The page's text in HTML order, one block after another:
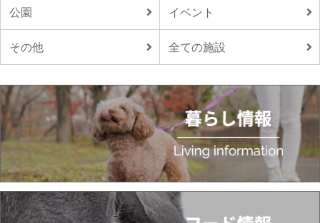
公園 イベント
その他 全ての施設